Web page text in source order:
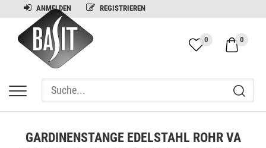
ANMELDEN REGISTRIEREN
0
0
GARDINENSTANGE EDELSTAHL ROHR VA